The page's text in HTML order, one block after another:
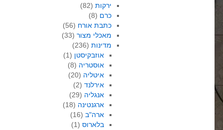
ירקות(82)
כרם (8)
כתבת אורח (56)
מאכלי מצור(33)
מדינות(236)
אוזבקיסטן (1)
אוסטריה (8)
איטליה (20)
אירלנד (2)
אנגליה (29)
ארגנטינה (18)
ארה"ב (16)
בלארוס (1)